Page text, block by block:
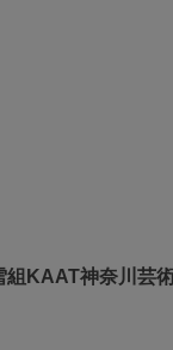
組KAAT神奈川芸